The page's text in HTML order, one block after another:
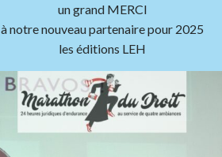
un grand MERCI
à notre nouveau partenaire pour 2025
les éditions LEH